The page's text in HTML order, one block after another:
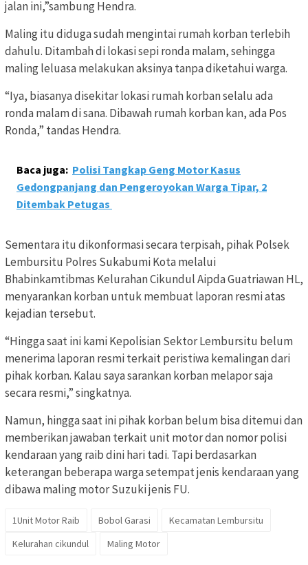
jalan ini,”sambung Hendra.
Maling itu diduga sudah mengintai rumah korban terlebih
dahulu. Ditambah di lokasi sepi ronda malam, sehingga
maling leluasa melakukan aksinya tanpa diketahui warga.
“Iya, biasanya disekitar lokasi rumah korban selalu ada
ronda malam di sana. Dibawah rumah korban kan, ada Pos
Ronda,” tandas Hendra.
Baca juga: Polisi Tangkap Geng Motor Kasus
Gedongpanjang dan Pengeroyokan Warga Tipar, 2
Ditembak Petugas
Sementara itu dikonformasi secara terpisah, pihak Polsek
Lembursitu Polres Sukabumi Kota melalui
Bhabinkamtibmas Kelurahan Cikundul Aipda Guatriawan HL,
menyarankan korban untuk membuat laporan resmi atas
kejadian tersebut.
“Hingga saat ini kami Kepolisian Sektor Lembursitu belum
menerima laporan resmi terkait peristiwa kemalingan dari
pihak korban. Kalau saya sarankan korban melapor saja
secara resmi,” singkatnya.
Namun, hingga saat ini pihak korban belum bisa ditemui dan
memberikan jawaban terkait unit motor dan nomor polisi
kendaraan yang raib dini hari tadi. Tapi berdasarkan
keterangan beberapa warga setempat jenis kendaraan yang
dibawa maling motor Suzuki jenis FU.
1Unit Motor Raib Bobol Garasi
Kecamatan Lembursitu
Kelurahan cikundul
Maling Motor